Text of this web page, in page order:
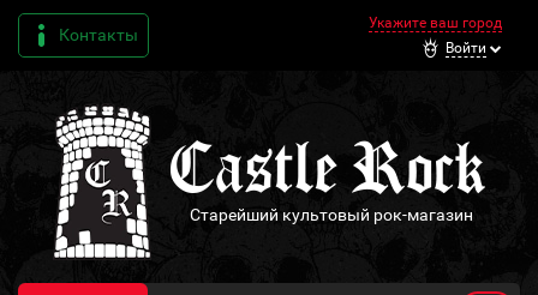
Контакты
Укажите ваш город
Войти
Старейший культовый рок-магазин